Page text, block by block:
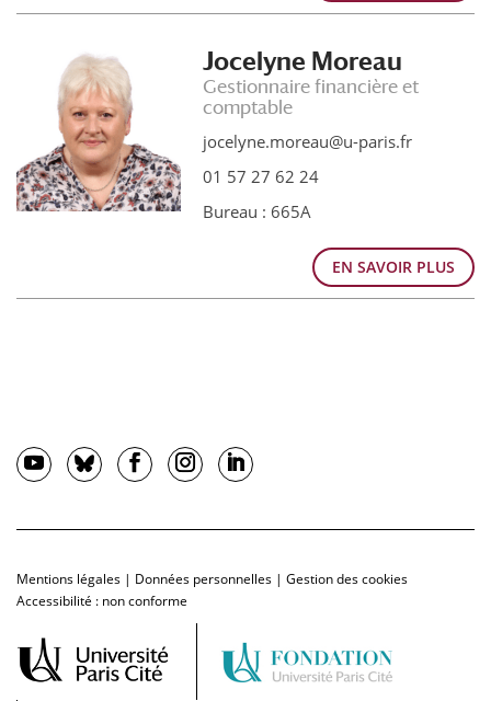
Jocelyne Moreau
Gestionnaire financière et
comptable
jocelyne.moreau@u-paris.fr
01 57 27 62 24
Bureau : 665A
EN SAVOIR PLUS
Mentions légales | Données personnelles | Gestion des cookies
Accessibilité : non conforme